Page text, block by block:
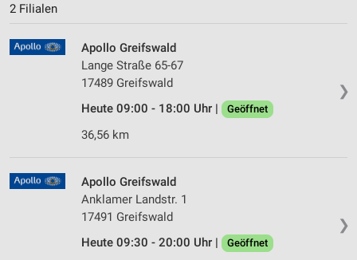
2 Filialen
❯
Apollo Greifswald
Lange Straße 65-67
17489 Greifswald
Heute 09:00 - 18:00 Uhr |
Geöffnet
36,56 km
❯
Apollo Greifswald
Anklamer Landstr. 1
17491 Greifswald
Heute 09:30 - 20:00 Uhr |
Geöffnet